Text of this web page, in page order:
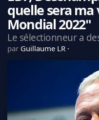
CONTACTEZ-NOUS
REAL MADRID
quelle sera ma
Mondial 2022"
Le sélectionneur a
par Guillaume LR